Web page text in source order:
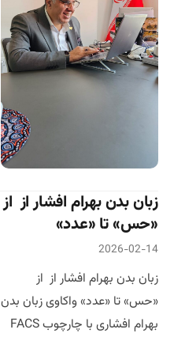
زبان بدن بهرام افشار از از
«حس» تا «عدد»
2026-02-14
زبان بدن بهرام افشار از از
«حس» تا «عدد» واکاوی زبان بدن